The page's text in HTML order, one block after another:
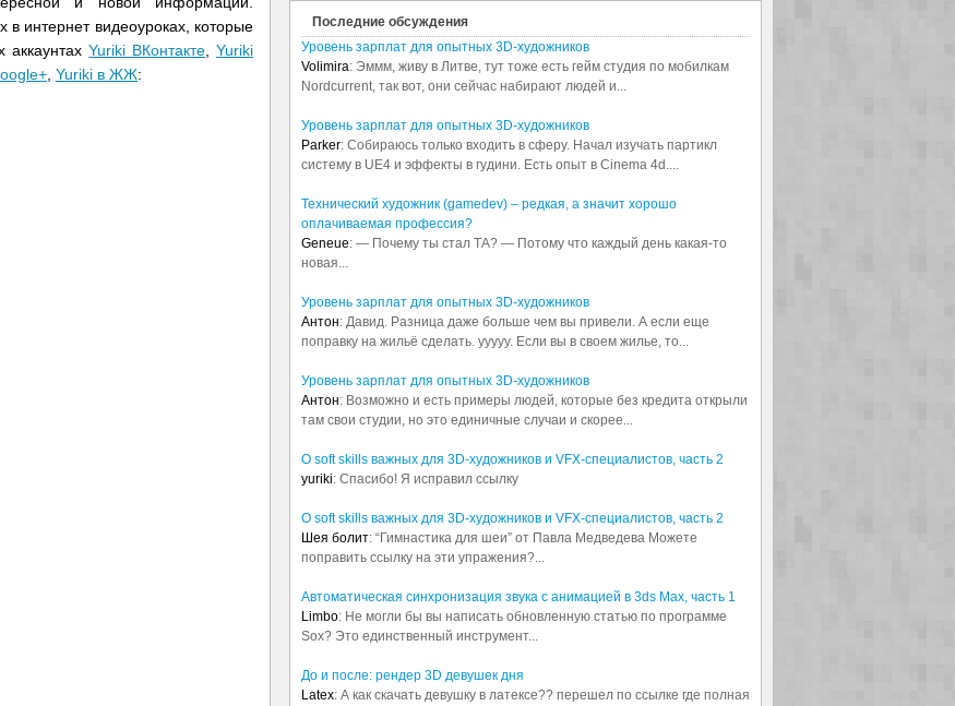
интернет видеоуроках, которые
аккаунтахYuriki ВКонтакте ,Yuriki
Yuriki в ЖЖ:
Последние обсуждения
Уровень зарплат для опытных 3D-художников
Volimira: Эммм, живу в Литве, тут тоже есть гейм студия по мобилкам
Nordcurrent, так вот, они сейчас набирают людей и...
Уровень зарплат для опытных 3D-художников
Parker: Собираюсь только входить в сферу. Начал изучать партикл
систему в UE4 и эффекты в гудини. Есть опыт в Cinema 4d....
Технический художник (gamedev) – редкая, а значит хорошо
оплачиваемая профессия?
Geneue: — Почему ты стал ТА? — Потому что каждый день какая-то
новая...
Уровень зарплат для опытных 3D-художников
Антон: Давид. Разница даже больше чем вы привели. А если еще
поправку на жильё сделать. ууууу. Если вы в своем жилье, то...
Уровень зарплат для опытных 3D-художников
Антон: Возможно и есть примеры людей, которые без кредита открыли
там свои студии, но это единичные случаи и скорее...
О soft skills важных для 3D-художников и VFX-специалистов, часть 2
yuriki: Спасибо! Я исправил ссылку
О soft skills важных для 3D-художников и VFX-специалистов, часть 2
Шея болит: “Гимнастика для шеи” от Павла Медведева Можете
поправить ссылку на эти упражения?...
Автоматическая синхронизация звука с анимацией в 3ds Max, часть 1
Limbo: Не могли бы вы написать обновленную статью по программе
Sox? Это единственный инструмент...
До и после: рендер 3D девушек дня
Latex: А как скачать девушку в латексе?? перешел по ссылке где полная